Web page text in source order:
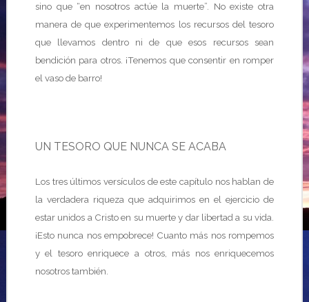
sino que “en nosotros actúe la muerte”. No existe otra
manera de que experimentemos los recursos del tesoro
que llevamos dentro ni de que esos recursos sean
bendición para otros. ¡Tenemos que consentir en romper
el vaso de barro!
UN TESORO QUE NUNCA SE ACABA
Los tres últimos versículos de este capítulo nos hablan de
la verdadera riqueza que adquirimos en el ejercicio de
estar unidos a Cristo en su muerte y dar libertad a su vida.
¡Esto nunca nos empobrece! Cuanto más nos rompemos
y el tesoro enriquece a otros, más nos enriquecemos
nosotros también.